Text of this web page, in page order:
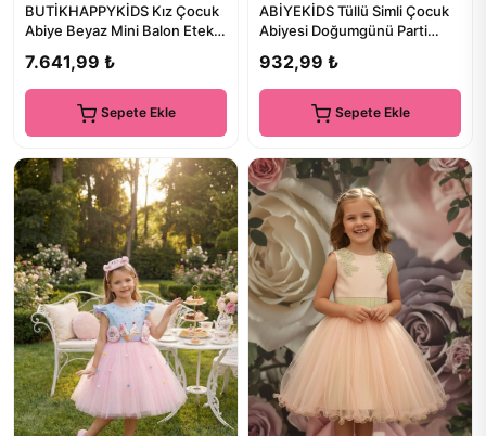
BUTİKHAPPYKİDS Kız Çocuk
Abiye Beyaz Mini Balon Etek
7.641,99 ₺
Sepete Ekle
ABİYEKİDS Tüllü Simli Çocuk
Abiyesi Doğumgünü Parti
932,99 ₺
Sepete Ekle